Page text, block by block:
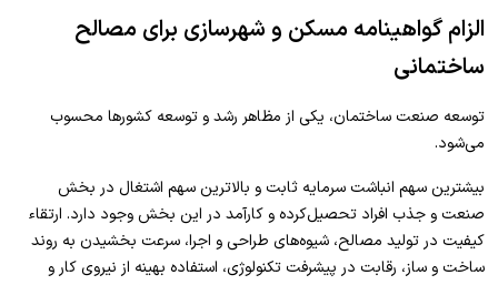
الزام گواهینامه مسکن و شهرسازی برای مصالح
ساختمانی
توسعه صنعت ساختمان، یکی از مظاهر رشد و توسعه کشورها محسوب
می‌شود.
بیشترین سهم انباشت سرمایه ثابت و بالاترین سهم اشتغال در بخش
صنعت و جذب افراد تحصیل‌کرده و کارآمد در این بخش وجود دارد. ارتقاء
کیفیت در تولید مصالح، شیوه‌های طراحی و اجرا، سرعت‌ بخشیدن به روند
ساخت و ساز، رقابت در پیشرفت تکنولوژی، استفاده بهینه از نیروی کار و